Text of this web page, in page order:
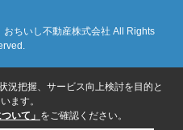
ちいし不動産株式会社 All Rights
況把握、サービス向上検討を目的と
ます。
いて」 をご確認ください。